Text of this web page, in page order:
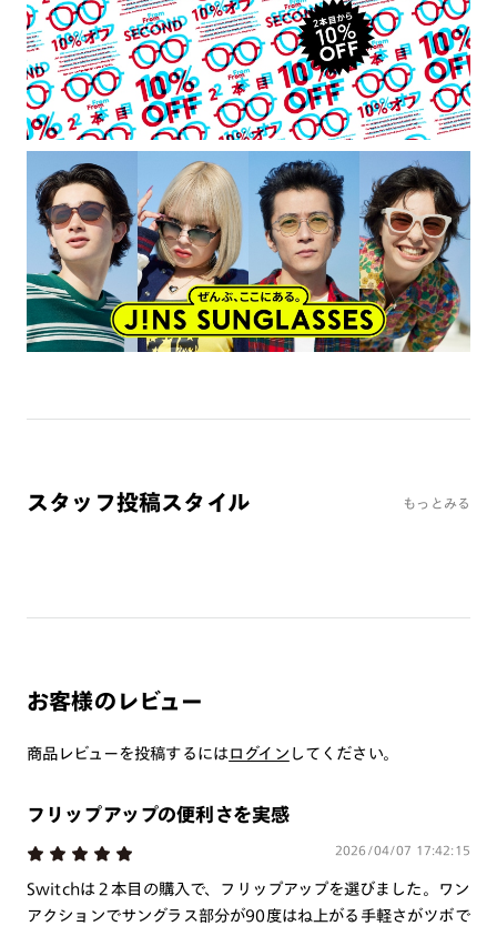
は、使用しないで下さい。また、これらを装着している人に本
製品を近づけないで下さい。
・強い衝撃から顔や目を保護するものではありません。
・本製品をご使用中にかゆみ・かぶれ・湿疹などの異常が生じ
た場合、見え方の違和感・頭痛・体調不良等が生じた場合は直
ちに使用を中止し医師にご相談ください。
・薄暮または夜間時において運転および路上で使用しないで下
さい。
・溶接などの遮光レンズとして使用しないで下さい。
・本製品はプレートが着脱可能な構造になっています。強い風
が当たる場合や、衝撃・振動・ひねりが加わる場合等は脱落の
可能性があるため、ご使用をお控え下さい。
・かける時、外す時は両手で丁寧に行って下さい。片手で行う
・高温の場所で使用・保管をしないで下さい。
・レンズ交換はできません。
とひずみの干渉色が見えることがあります。レンズの特性であ
り、品質に問題はございません。
・偏光レンズで液晶画面を見ると、種類や見る角度によって暗
・レンズ破損の原因となりますので、なるべく水に触れないよ
うご注意下さい。万が一、レンズに水がついてしまった場合は
機は、使用しないで下さい。
スタッフ投稿スタイル もっとみる
お客様のレビュー
商品レビューを投稿するにはログイン してください。
フリップアップの便利さを実感
2026/04/07 17:42:15
Switchは２本目の購入で、フリップアップを選びました。ワン
アクションでサングラス部分が90度はね上がる手軽さがツボで